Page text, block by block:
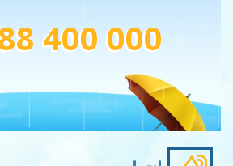
400 000